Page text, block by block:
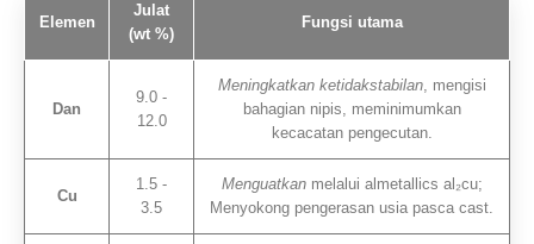
Elemen
Julat
(wt %)
Fungsi utama
Dan
9.0 -
12.0
Meningkatkan ketidakstabilan, mengisi
bahagian nipis, meminimumkan
kecacatan pengecutan.
Cu
1.5 -
3.5
Menguatkanmelalui almetallics al₂cu;
Menyokong pengerasan usia pasca cast.